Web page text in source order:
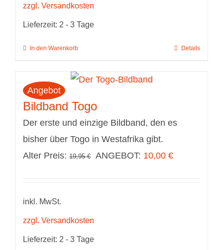
zzgl. Versandkosten
Lieferzeit: 2 - 3 Tage
In den Warenkorb Details
Angebot
Bildband Togo
Der erste und einzige Bildband, den es
bisher über Togo in Westafrika gibt.
Alter Preis: 19,95€
Ursprünglicher
ANGEBOT: 10,00 €Aktueller
inkl. MwSt.
zzgl. Versandkosten
Lieferzeit: 2 - 3 Tage